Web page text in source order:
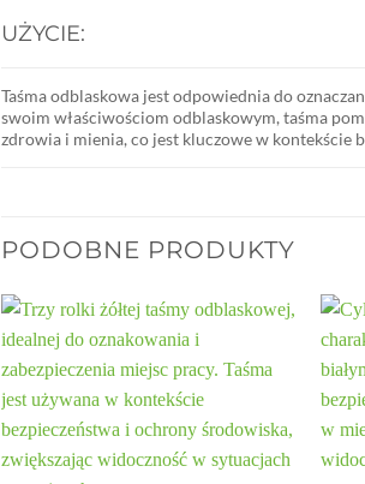
UŻYCIE:
Taśma odblaskowa jest odpowiednia do
swoim właściwościom odblaskowym, taśma
zdrowia i mienia, co jest kluczowe w kontekście
PODOBNE PRODUKTY